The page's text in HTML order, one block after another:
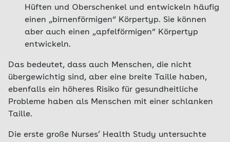
Hüften und Oberschenkel und entwickeln häufig
einen „birnenförmigen“ Körpertyp. Sie können
aber auch einen „apfelförmigen“ Körpertyp
entwickeln.
Das bedeutet, dass auch Menschen, die nicht
übergewichtig sind, aber eine breite Taille haben,
ebenfalls ein höheres Risiko für gesundheitliche
Probleme haben als Menschen mit einer schlanken
Taille.
Die erste große Nurses’ Health Study untersuchte